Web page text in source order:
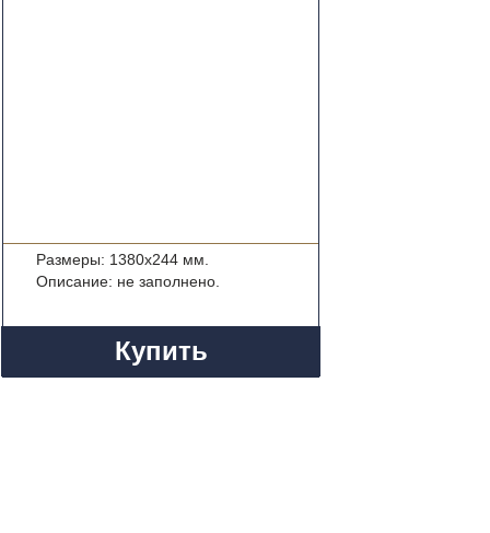
Размеры: 1380x244 мм.
Описание: не заполнено.
Купить